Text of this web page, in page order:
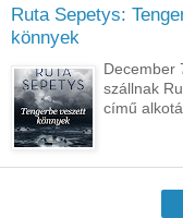
Ruta Sepetys:
könnyek
December
szállnak
című